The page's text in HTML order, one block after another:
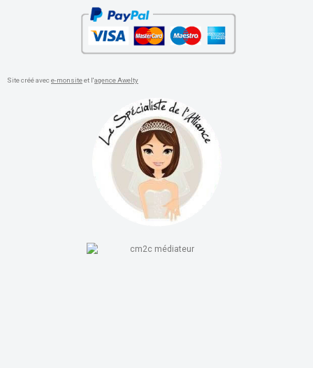
Site créé avece-monsiteet l'agence Awelty